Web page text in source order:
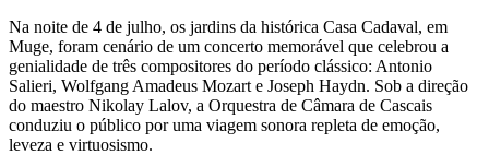
Na noite de 4 de julho, os jardins da histórica Casa Cadaval, em
Muge, foram cenário de um concerto memorável que celebrou a
genialidade de três compositores do período clássico: Antonio
Salieri, Wolfgang Amadeus Mozart e Joseph Haydn. Sob a direção
do maestro Nikolay Lalov, a Orquestra de Câmara de Cascais
conduziu o público por uma viagem sonora repleta de emoção,
leveza e virtuosismo.